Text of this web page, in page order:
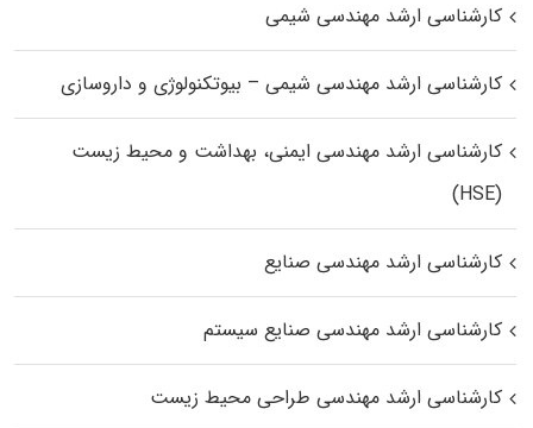
کارشناسی ارشد مهندسی شیمی
کارشناسی ارشد مهندسی شیمی – بیوتکنولوژی و داروسازی
کارشناسی ارشد مهندسی ایمنی، بهداشت و محیط زیست
(HSE)
کارشناسی ارشد مهندسی صنایع
کارشناسی ارشد مهندسی صنایع سیستم
کارشناسی ارشد مهندسی طراحی محیط زیست